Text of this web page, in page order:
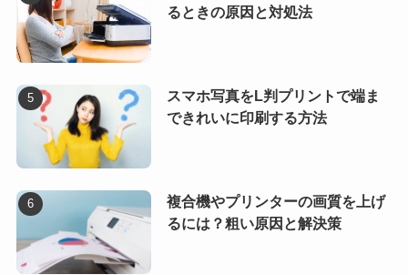
るときの原因と対処法
スマホ写真をL判プリントで端ま
できれいに印刷する方法
複合機やプリンターの画質を上げ
るには？粗い原因と解決策